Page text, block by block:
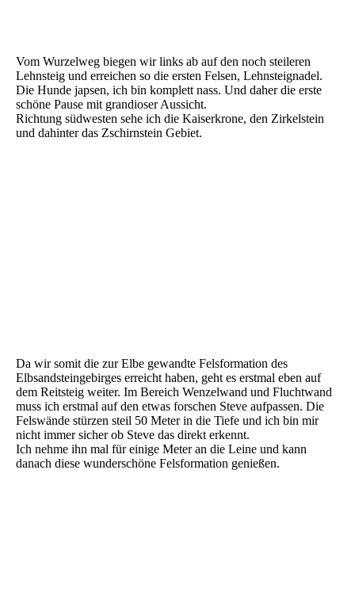
Vom Wurzelweg biegen wir links ab auf den noch steileren
Lehnsteig und erreichen so die ersten Felsen, Lehnsteignadel.
Die Hunde japsen, ich bin komplett nass. Und daher die erste
schöne Pause mit grandioser Aussicht.
Richtung südwesten sehe ich die Kaiserkrone, den Zirkelstein
und dahinter das Zschirnstein Gebiet.
Da wir somit die zur Elbe gewandte Felsformation des
Elbsandsteingebirges erreicht haben, geht es erstmal eben auf
dem Reitsteig weiter. Im Bereich Wenzelwand und Fluchtwand
muss ich erstmal auf den etwas forschen Steve aufpassen. Die
Felswände stürzen steil 50 Meter in die Tiefe und ich bin mir
nicht immer sicher ob Steve das direkt erkennt.
Ich nehme ihn mal für einige Meter an die Leine und kann
danach diese wunderschöne Felsformation genießen.